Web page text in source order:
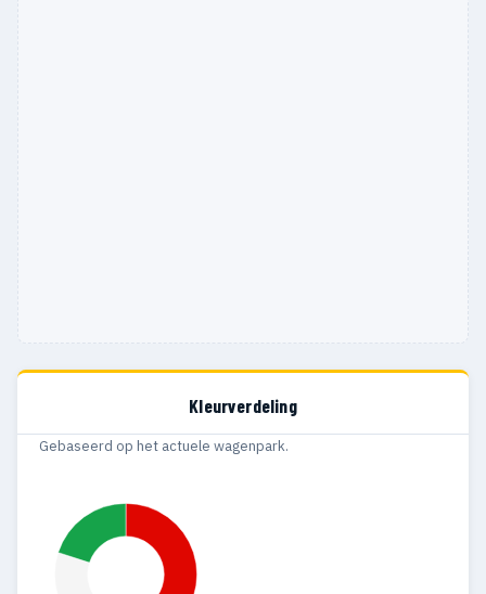
Kleurverdeling
Gebaseerd op het actuele wagenpark.